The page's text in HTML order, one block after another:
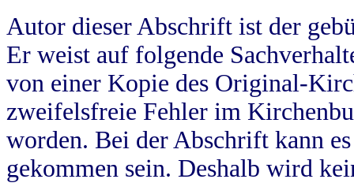
Autor dieser Abschrift ist der
Er weist auf folgende
von einer Kopie des Original-
zweifelsfreie Fehler im
worden. Bei der Abschrift kann
gekommen sein. Deshalb wird